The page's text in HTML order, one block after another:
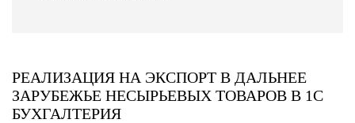
РЕАЛИЗАЦИЯ НА ЭКСПОРТ В ДАЛЬНЕЕ
ЗАРУБЕЖЬЕ НЕСЫРЬЕВЫХ ТОВАРОВ В 1С
БУХГАЛТЕРИЯ